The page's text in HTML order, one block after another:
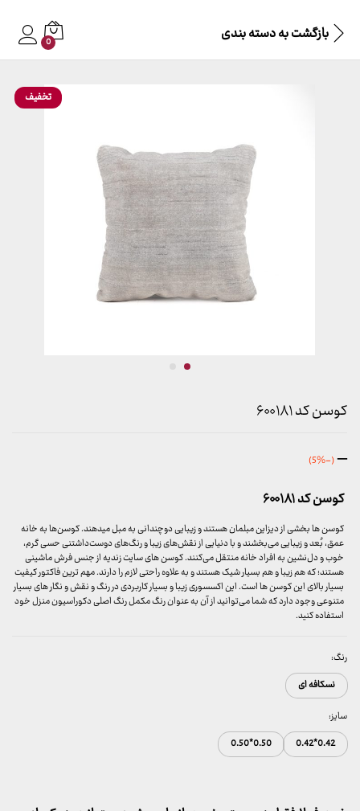
بازگشت بهدسته بندی 0
تخفیف
کوسن کد ۶۰۰۱۸۱
–محدوده
599,000 تومان
تا
699,000 تومان
(-5%)
کوسن کد ۶۰۰۱۸۱
کوسن ها بخشی از دیزاین مبلمان هستند و زیبایی دوچندانی به مبل میدهند. کوسن‌ها به خانه
عمق، بُعد و زیبایی می‌بخشند و با دنیایی از نقش‌های زیبا و رنگ‌های دوست‌داشتنی حسی گرم،
خوب و دل‌نشین به افراد خانه منتقل می‌کنند. کوسن های سایت زندیه از جنس فرش ماشینی
هستند؛ که هم زیبا و هم بسیار شیک هستند و به علاوه راحتی لازم را دارند. مهم ترین فاکتور کیفیت
بسیار بالای این کوسن ها است. این اکسسوری زیبا و بسیار کاربردی در رنگ و نقش و نگار های بسیار
متنوعی وجود دارد که شما می‌توانید از آن به عنوان رنگ مکمل رنگ اصلی دکوراسیون منزل خود
استفاده کنید.
رنگ:
نسکافه ای
سایز:
0.42*0.42
0.50*0.50